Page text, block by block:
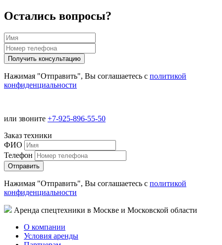
Остались вопросы?
Нажимая "Отправить", Вы соглашаетесь с политикой
конфиденциальности
или звоните +7-925-896-55-50
Заказ техники
ФИО
Телефон
Нажимая "Отправить", Вы соглашаетесь с политикой
конфиденциальности
Аренда спецтехники в Москве и Московской области
О компании
Условия аренды